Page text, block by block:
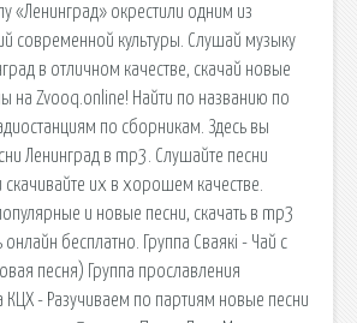
«Ленинград» окрестили одним из
современной культуры. Слушай музыку
в отличном качестве, скачай новые
на Zvooq.online! Найти по названию по
по сборникам. Здесь вы
Ленинград в mp3. Слушайте песни
скачивайте их в хорошем качестве.
и новые песни, скачать в mp3
онлайн бесплатно. Группа Сваякi - Чай с
песня) Группа прославления
КЦХ - Разучиваем по партиям новые песни